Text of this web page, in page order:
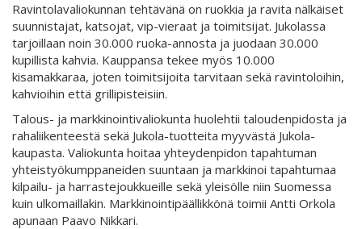
Ravintolavaliokunnan tehtävänä on ruokkia ja ravita nälkäiset
suunnistajat, katsojat, vip-vieraat ja toimitsijat. Jukolassa
tarjoillaan noin 30.000 ruoka-annosta ja juodaan 30.000
kupillista kahvia. Kauppansa tekee myös 10.000
kisamakkaraa, joten toimitsijoita tarvitaan sekä ravintoloihin,
kahvioihin että grillipisteisiin.
Talous- ja markkinointivaliokunta huolehtii taloudenpidosta ja
rahaliikenteestä sekä Jukola-tuotteita myyvästä Jukola-
kaupasta. Valiokunta hoitaa yhteydenpidon tapahtuman
yhteistyökumppaneiden suuntaan ja markkinoi tapahtumaa
kilpailu- ja harrastejoukkueille sekä yleisölle niin Suomessa
kuin ulkomaillakin. Markkinointipäällikkönä toimii Antti Orkola
apunaan Paavo Nikkari.